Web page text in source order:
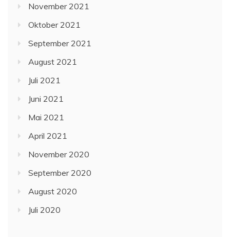
November 2021
Oktober 2021
September 2021
August 2021
Juli 2021
Juni 2021
Mai 2021
April 2021
November 2020
September 2020
August 2020
Juli 2020